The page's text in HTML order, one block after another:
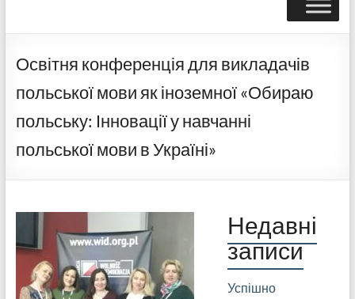
Освітня конференція для викладачів
польської мови як іноземної «Обираю
польську: Інновації у навчанні
польської мови в Україні»
Недавні
записи
Успішно